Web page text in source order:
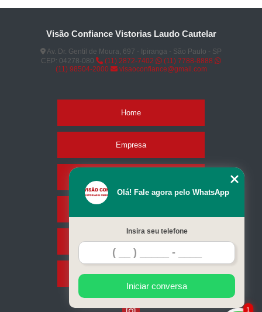
Visão Confiance Vistorias Laudo Cautelar
Av. Dr. Gentil de Moura, 697 - Ipiranga - São Paulo - SP
CEP: 04278-080
(11) 2872-7402
(11) 7788-8888
(11) 98504-2000
visaoconfiance@gmail.com
Home
Empresa
Contato
Mapa do site
1
Olá! Fale agora pelo WhatsApp
Insira seu telefone
Iniciar conversa